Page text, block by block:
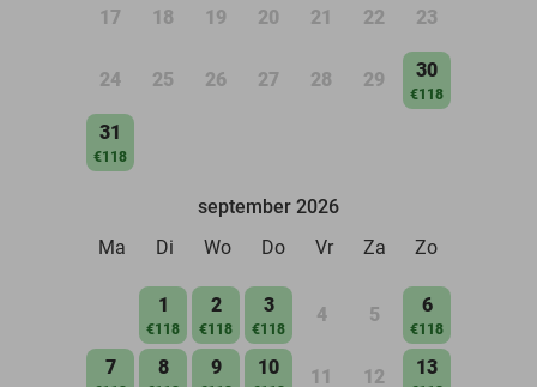
17 18 19 20 21 22 23
24 25 26 27 28 29 30
€118
31
€118
september 2026
Ma
Di Wo Do Vr Za Zo
1
€118
2
€118
3
€118
4 5 6
€118
7 8 9 10 11 12 13